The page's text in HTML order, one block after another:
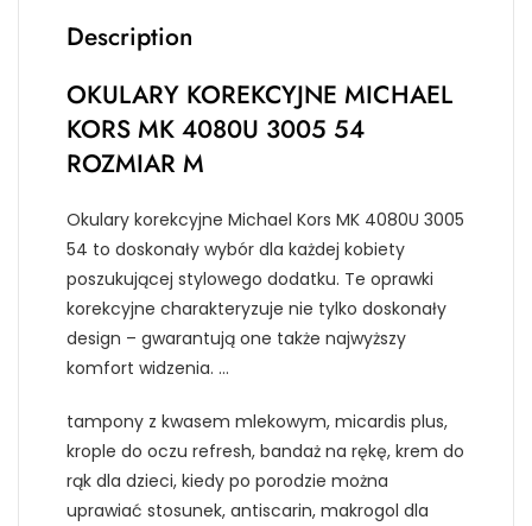
Description
OKULARY KOREKCYJNE MICHAEL
KORS MK 4080U 3005 54
ROZMIAR M
Okulary korekcyjne Michael Kors MK 4080U 3005
54 to doskonały wybór dla każdej kobiety
poszukującej stylowego dodatku. Te oprawki
korekcyjne charakteryzuje nie tylko doskonały
design – gwarantują one także najwyższy
komfort widzenia. …
tampony z kwasem mlekowym, micardis plus,
krople do oczu refresh, bandaż na rękę, krem do
rąk dla dzieci, kiedy po porodzie można
uprawiać stosunek, antiscarin, makrogol dla